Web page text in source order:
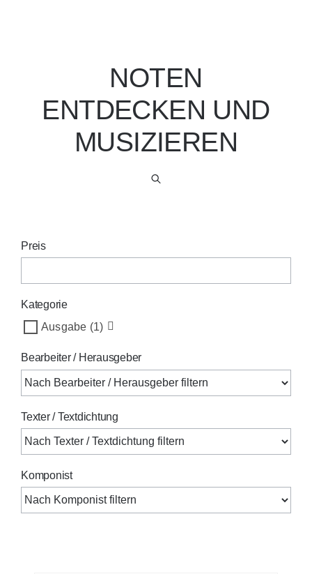
NOTEN
ENTDECKEN UND
MUSIZIEREN
Preis
Kategorie
Ausgabe (1)
Bearbeiter / Herausgeber
Texter / Textdichtung
Komponist